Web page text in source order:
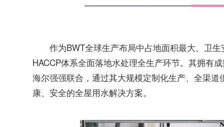
作为BWT全球生产布局中占地面积最大、卫
HACCP体系全面落地水处理全生产环节。其拥有
海尔强强联合，通过其大规模定制化生产、全渠
康、安全的全屋用水解决方案。